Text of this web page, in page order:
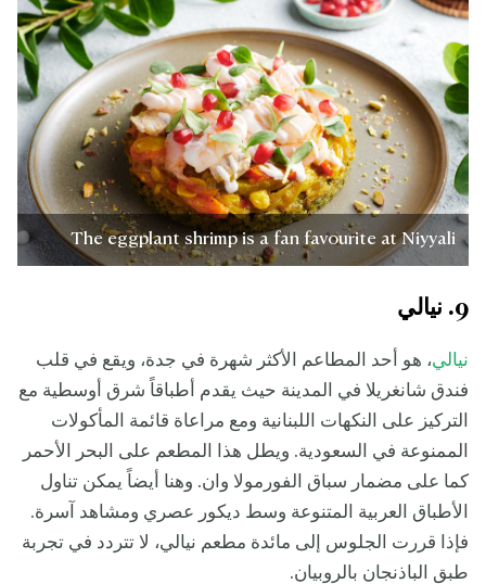
The eggplant shrimp is a fan favourite at Niyyali
9. نيالي
نيالي، هو أحد المطاعم الأكثر شهرة في جدة، ويقع في قلب
فندق شانغريلا في المدينة حيث يقدم أطباقاً شرق أوسطية مع
التركيز على النكهات اللبنانية ومع مراعاة قائمة المأكولات
الممنوعة في السعودية. ويطل هذا المطعم على البحر الأحمر
كما على مضمار سباق الفورمولا وان. وهنا أيضاً يمكن تناول
الأطباق العربية المتنوعة وسط ديكور عصري ومشاهد آسرة.
فإذا قررت الجلوس إلى مائدة مطعم نيالي، لا تتردد في تجربة
طبق الباذنجان بالروبيان.